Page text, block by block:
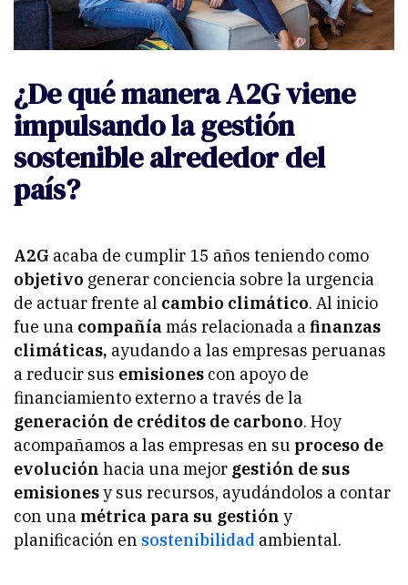
¿De qué manera A2G viene
impulsando la gestión
sostenible alrededor del
país?
A2G acaba de cumplir 15 años teniendo como
objetivo generar conciencia sobre la urgencia
de actuar frente al cambio climático. Al inicio
fue una compañíamás relacionada afinanzas
climáticas, ayudando a las empresas peruanas
a reducir sus emisiones con apoyo de
financiamiento externo a través de la
generación de créditos de carbono. Hoy
acompañamos a las empresas en su proceso de
evolución hacia una mejor gestión de sus
emisionesy sus recursos, ayudándolos a contar
con una métrica para su gestión y
planificación en sostenibilidad ambiental.